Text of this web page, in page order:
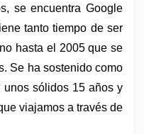
se encuentra Google
tanto tiempo de ser
hasta el 2005 que se
Se ha sostenido como
unos sólidos 15 años y
viajamos a través de